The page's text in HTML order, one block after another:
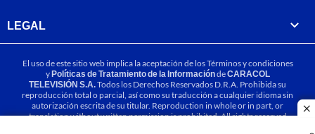
LEGAL
El uso de este sitio web implica la aceptación de losTérminos y condiciones
yPolíticas de Tratamiento de la InformacióndeCARACOL
TELEVISIÓN S.A.Todos los Derechos Reservados D.R.A. Prohibida su
reproducción total o parcial, así como su traducción a cualquier idioma sin
autorización escrita de su titular. Reproduction in whole or in part, or
translation without written permission is prohibited. All rights reserved